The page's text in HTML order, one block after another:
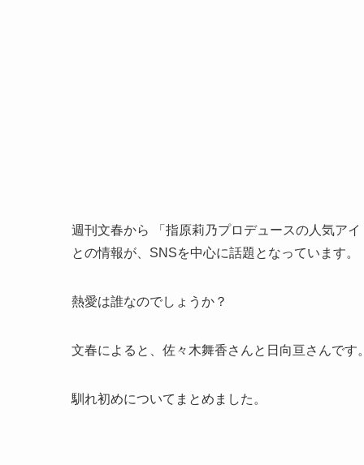
週刊文春から 「指原莉乃プロデュースの人気ア
との情報が、SNSを中心に話題となっています。
熱愛は誰なのでしょうか？
文春によると、佐々木舞香さんと日向亘さんです
馴れ初めについてまとめました。